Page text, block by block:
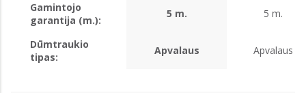
Gamintojo
garantija (m.):
5 m. 5 m.
Dūmtraukio
tipas:
Apvalaus Apvalaus